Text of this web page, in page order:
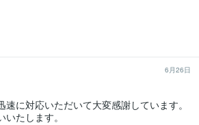
6月26日
に対応いただいて大変感謝しています。
たします。